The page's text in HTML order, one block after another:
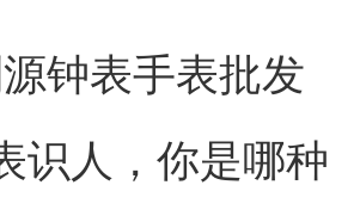
钟表手表批发
人，你是哪种